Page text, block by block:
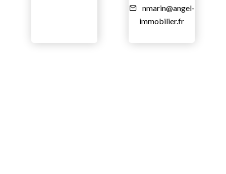
nmarin@angel-
immobilier.fr